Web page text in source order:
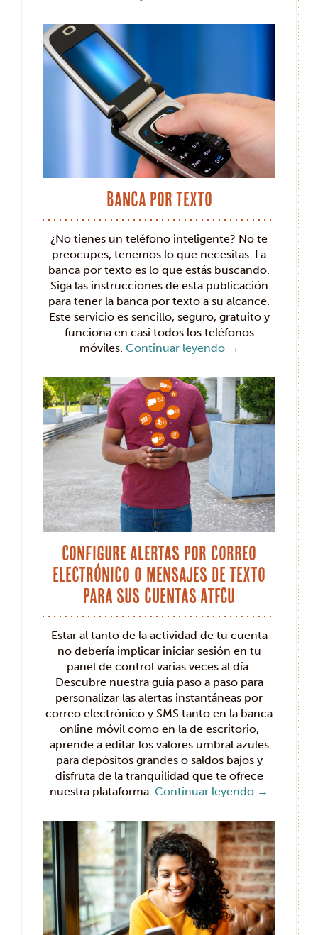
Banca por texto
¿No tienes un teléfono inteligente? No te
preocupes, tenemos lo que necesitas. La
banca por texto es lo que estás buscando.
Siga las instrucciones de esta publicación
para tener la banca por texto a su alcance.
Este servicio es sencillo, seguro, gratuito y
funciona en casi todos los teléfonos
móviles. Continuar leyendo →
Configure alertas por correo
electrónico o mensajes de texto
para sus cuentas ATFCU
Estar al tanto de la actividad de tu cuenta
no debería implicar iniciar sesión en tu
panel de control varias veces al día.
Descubre nuestra guía paso a paso para
personalizar las alertas instantáneas por
correo electrónico y SMS tanto en la banca
online móvil como en la de escritorio,
aprende a editar los valores umbral azules
para depósitos grandes o saldos bajos y
disfruta de la tranquilidad que te ofrece
nuestra plataforma. Continuar leyendo →